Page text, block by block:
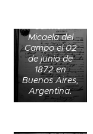
Micaela del
Campo el 02
de junio de
1872 en
Buenos Aires,
Argentina.